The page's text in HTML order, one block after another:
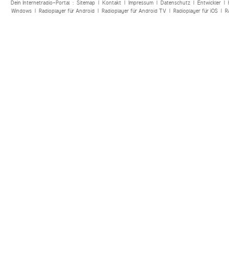
Dein Internetradio-Portal : Sitemap| Kontakt| Impressum| Datenschutz| Entwickler|
Windows| Radioplayer für Android| Radioplayer für Android TV| Radioplayer für iOS|